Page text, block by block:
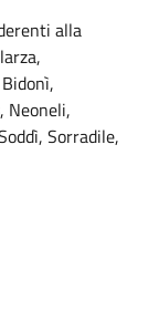
alla
Neoneli,
Sorradile,